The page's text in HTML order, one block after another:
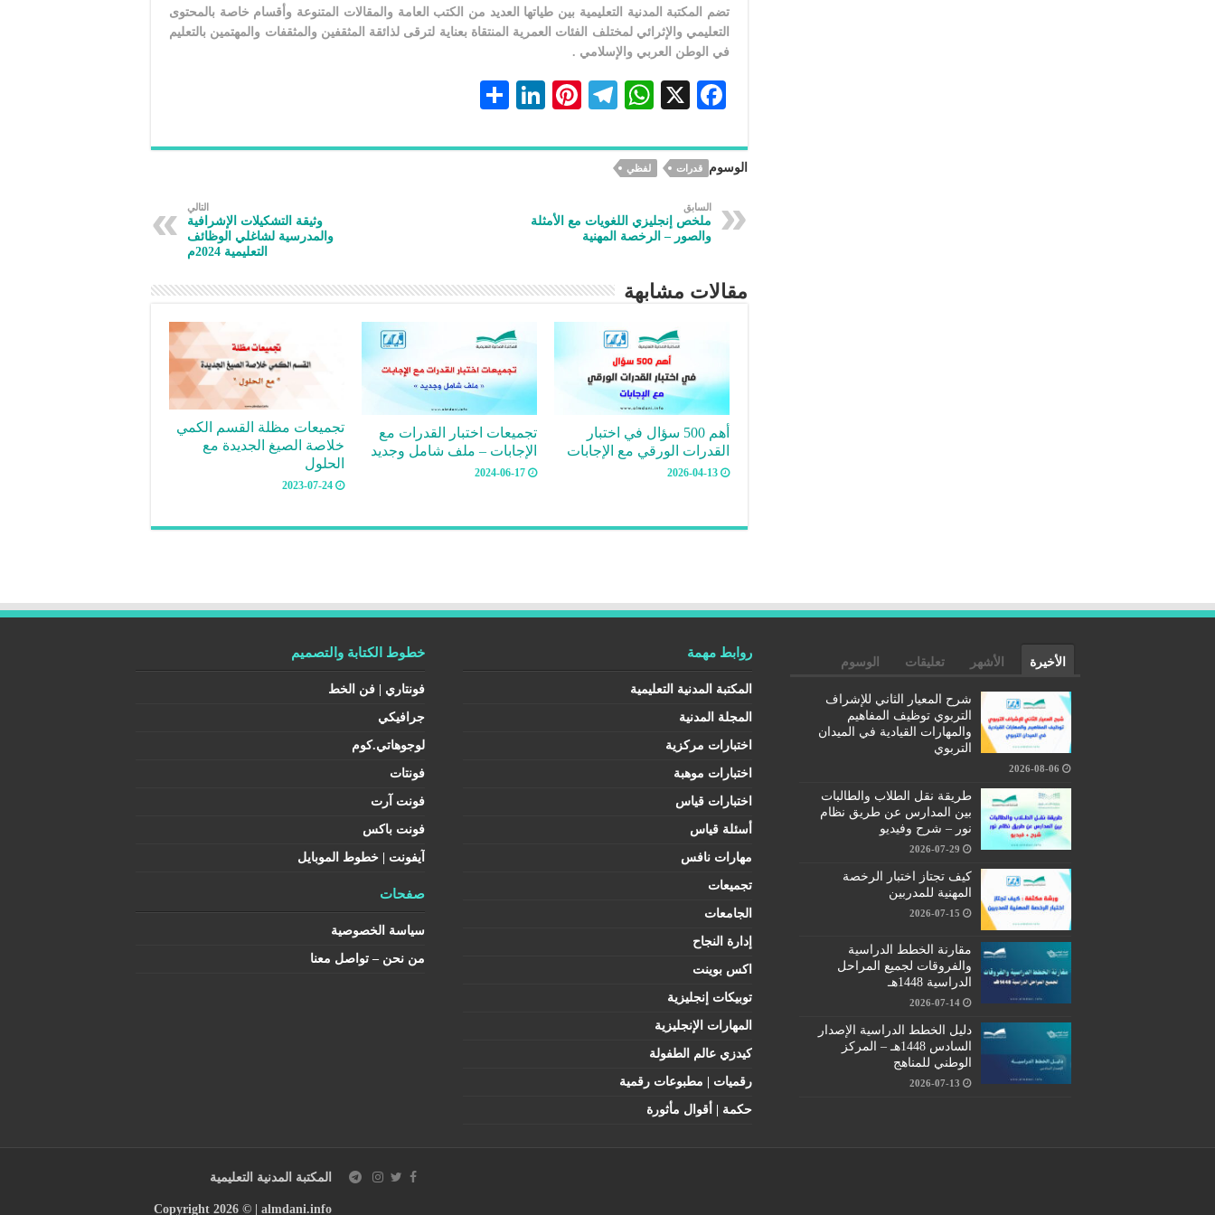
تضم المكتبة المدنية التعليمية بين طياتها العديد من الكتب العامة والمقالات المتنوعة وأقسام خاصة بالمحتوى
التعليمي والإثرائي لمختلف الفئات العمرية المنتقاة بعناية لترقى لذائقة المثقفين والمثقفات والمهتمين بالتعليم
في الوطن العربي والإسلامي .
F
eb
oo
k
X
W
at
s
A
p
Te
gr
Pi
er
t
Li
ke
ar
الوسوم قدرات لفظي
السابق
ملخص إنجليزي اللغويات مع الأمثلة
والصور – الرخصة المهنية
التالي
وثيقة التشكيلات الإشرافية
والمدرسية لشاغلي الوظائف
التعليمية 2024م
مقالات مشابهة
أهم 500 سؤال في اختبار
القدرات الورقي مع الإجابات
2026-04-13
تجميعات اختبار القدرات مع
الإجابات – ملف شامل وجديد
2024-06-17
تجميعات مظلة القسم الكمي
خلاصة الصيغ الجديدة مع
الحلول
2023-07-24
الأخيرة الأشهر تعليقات الوسوم
شرح المعيار الثاني للإشراف
التربوي توظيف المفاهيم
والمهارات القيادية في الميدان
التربوي
2026-08-06
طريقة نقل الطلاب والطالبات
بين المدارس عن طريق نظام
نور – شرح وفيديو
2026-07-29
كيف تجتاز اختبار الرخصة
المهنية للمدربين
2026-07-15
مقارنة الخطط الدراسية
والفروقات لجميع المراحل
الدراسية 1448هـ
2026-07-14
دليل الخطط الدراسية الإصدار
السادس 1448هـ – المركز
الوطني للمناهج
2026-07-13
روابط مهمة
المكتبة المدنية التعليمية
المجلة المدنية
اختبارات مركزية
اختبارات موهبة
اختبارات قياس
أسئلة قياس
مهارات نافس
تجميعات
الجامعات
إدارة النجاح
اكس بوينت
توبيكات إنجليزية
المهارات الإنجليزية
كيدزي عالم الطفولة
رقميات | مطبوعات رقمية
حكمة | أقوال مأثورة
خطوط الكتابة والتصميم
فونتاري | فن الخط
جرافيكي
لوجوهاتي.كوم
فونتات
فونت آرت
فونت باكس
آيفونت | خطوط الموبايل
صفحات
سياسة الخصوصية
من نحن – تواصل معنا
المكتبة المدنية التعليمية
Copyright 2026 © | almdani.info